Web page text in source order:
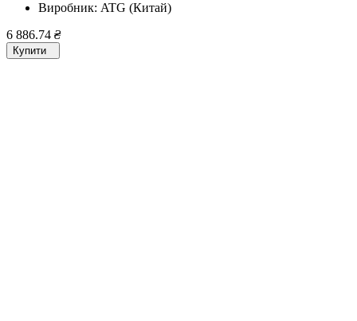
Виробник: ATG (Китай)
6 886.74 ₴
Купити